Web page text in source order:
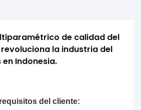
de calidad del
la industria del
Indonesia.
del cliente: